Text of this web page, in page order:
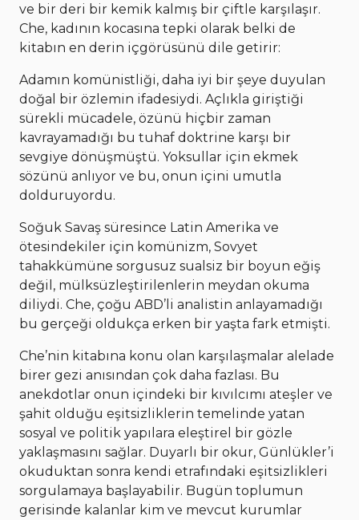
ve bir deri bir kemik kalmış bir çiftle karşılaşır.
Che, kadının kocasına tepki olarak belki de
kitabın en derin içgörüsünü dile getirir:
Adamın komünistliği, daha iyi bir şeye duyulan
doğal bir özlemin ifadesiydi. Açlıkla giriştiği
sürekli mücadele, özünü hiçbir zaman
kavrayamadığı bu tuhaf doktrine karşı bir
sevgiye dönüşmüştü. Yoksullar için ekmek
sözünü anlıyor ve bu, onun içini umutla
dolduruyordu.
Soğuk Savaş süresince Latin Amerika ve
ötesindekiler için komünizm, Sovyet
tahakkümüne sorgusuz sualsiz bir boyun eğiş
değil, mülksüzleştirilenlerin meydan okuma
diliydi. Che, çoğu ABD’li analistin anlayamadığı
bu gerçeği oldukça erken bir yaşta fark etmişti.
Che’nin kitabına konu olan karşılaşmalar alelade
birer gezi anısından çok daha fazlası. Bu
anekdotlar onun içindeki bir kıvılcımı ateşler ve
şahit olduğu eşitsizliklerin temelinde yatan
sosyal ve politik yapılara eleştirel bir gözle
yaklaşmasını sağlar. Duyarlı bir okur, Günlükler’i
okuduktan sonra kendi etrafındaki eşitsizlikleri
sorgulamaya başlayabilir. Bugün toplumun
gerisinde kalanlar kim ve mevcut kurumlar